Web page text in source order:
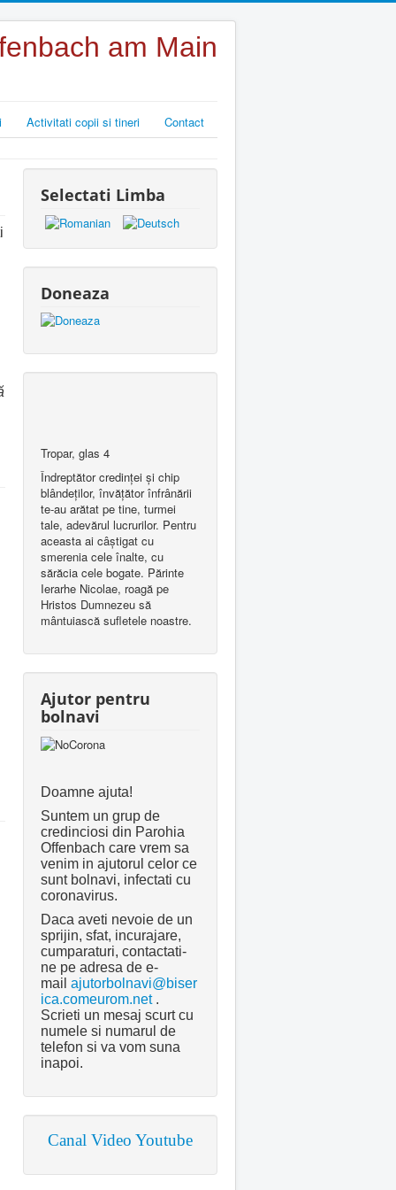
am Main
Activitati copii si tineri Contact
Selectati Limba
Doneaza
Tropar, glas 4
Îndreptător credinţei şi chip
blândeţilor, învăţător înfrânării
te-au arătat pe tine, turmei
tale, adevărul lucrurilor. Pentru
aceasta ai câştigat cu
smerenia cele înalte, cu
sărăcia cele bogate. Părinte
Ierarhe Nicolae, roagă pe
Hristos Dumnezeu să
mântuiască sufletele noastre.
Ajutor pentru
bolnavi
Doamne ajuta!
Suntem un grup de
credinciosi din Parohia
Offenbach care vrem sa
venim in ajutorul celor ce
sunt bolnavi, infectati cu
coronavirus.
Daca aveti nevoie de un
sprijin, sfat, incurajare,
cumparaturi, contactati-
ne pe adresa de e-
mail ajutorbolnavi@biser
ica.comeurom.net.
Scrieti un mesaj scurt cu
numele si numarul de
telefon si va vom suna
inapoi.
Canal Video Youtube